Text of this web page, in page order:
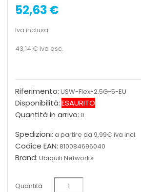
52,63 €
Iva inclusa
43,14 € Iva esc.
Riferimento: USW-Flex-2.5G-5-EU
Disponibilità:ESAURITO
Quantità in arrivo: 0
Spedizioni: a partire da 9,99€ iva incl.
Codice EAN: 810084696040
Brand: Ubiquiti Networks
Quantità